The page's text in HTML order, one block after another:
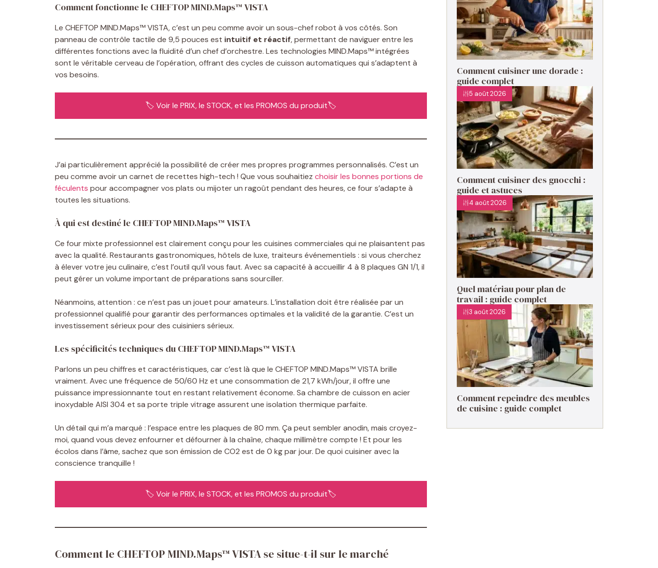
Comment fonctionne le CHEFTOP MIND.Maps™ VISTA
Le CHEFTOP MIND.Maps™ VISTA, c’est un peu comme avoir un sous-chef robot à vos côtés. Son
panneau de contrôle tactile de 9,5 pouces est intuitif et réactif, permettant de naviguer entre les
différentes fonctions avec la fluidité d’un chef d’orchestre. Les technologies MIND.Maps™ intégrées
sont le véritable cerveau de l’opération, offrant des cycles de cuisson automatiques qui s’adaptent à
vos besoins.
🏷️ Voir le PRIX, le STOCK, et les PROMOS du produit🏷️
J’ai particulièrement apprécié la possibilité de créer mes propres programmes personnalisés. C’est un
peu comme avoir un carnet de recettes high-tech ! Que vous souhaitiez choisir les bonnes portions de
féculents pour accompagner vos plats ou mijoter un ragoût pendant des heures, ce four s’adapte à
toutes les situations.
À qui est destiné le CHEFTOP MIND.Maps™ VISTA
Ce four mixte professionnel est clairement conçu pour les cuisines commerciales qui ne plaisantent pas
avec la qualité. Restaurants gastronomiques, hôtels de luxe, traiteurs événementiels : si vous cherchez
à élever votre jeu culinaire, c’est l’outil qu’il vous faut. Avec sa capacité à accueillir 4 à 8 plaques GN 1/1, il
peut gérer un volume important de préparations sans sourciller.
Néanmoins, attention : ce n’est pas un jouet pour amateurs. L’installation doit être réalisée par un
professionnel qualifié pour garantir des performances optimales et la validité de la garantie. C’est un
investissement sérieux pour des cuisiniers sérieux.
Les spécificités techniques du CHEFTOP MIND.Maps™ VISTA
Parlons un peu chiffres et caractéristiques, car c’est là que le CHEFTOP MIND.Maps™ VISTA brille
vraiment. Avec une fréquence de 50/60 Hz et une consommation de 21,7 kWh/jour, il offre une
puissance impressionnante tout en restant relativement économe. Sa chambre de cuisson en acier
inoxydable AISI 304 et sa porte triple vitrage assurent une isolation thermique parfaite.
Un détail qui m’a marqué : l’espace entre les plaques de 80 mm. Ça peut sembler anodin, mais croyez-
moi, quand vous devez enfourner et défourner à la chaîne, chaque millimètre compte ! Et pour les
écolos dans l’âme, sachez que son émission de CO2 est de 0 kg par jour. De quoi cuisiner avec la
conscience tranquille !
🏷️ Voir le PRIX, le STOCK, et les PROMOS du produit🏷️
Comment le CHEFTOP MIND.Maps™ VISTA se situe-t-il sur le marché
Comment cuisiner une dorade :
guide complet
5 août 2026
Comment cuisiner des gnocchi :
guide et astuces
4 août 2026
Quel matériau pour plan de
travail : guide complet
3 août 2026
Comment repeindre des meubles
de cuisine : guide complet